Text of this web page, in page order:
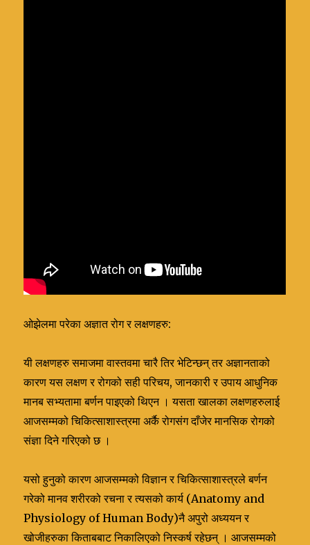
ओझेलमा परेका अज्ञात रोग र लक्षणहरु:
यी लक्षणहरु समाजमा वास्तवमा चारै तिर भेटिन्छन् तर अज्ञानताको
कारण यस लक्षण र रोगको सही परिचय, जानकारी र उपाय आधुनिक
मानब सभ्यतामा बर्णन पाइएको थिएन । यसता खालका लक्षणहरुलाई
आजसम्मको चिकित्साशास्त्रमा अर्कै रोगसंग दाँजेर मानसिक रोगको
संज्ञा दिने गरिएको छ ।
यसो हुनुको कारण आजसम्मको विज्ञान र चिकित्साशास्त्रले बर्णन
गरेको मानव शरीरको रचना र त्यसको कार्य (Anatomy and
Physiology of Human Body)नै अपुरो अध्ययन र
खोजीहरुका किताबबाट निकालिएको निस्कर्ष रहेछन् । आजसम्मको